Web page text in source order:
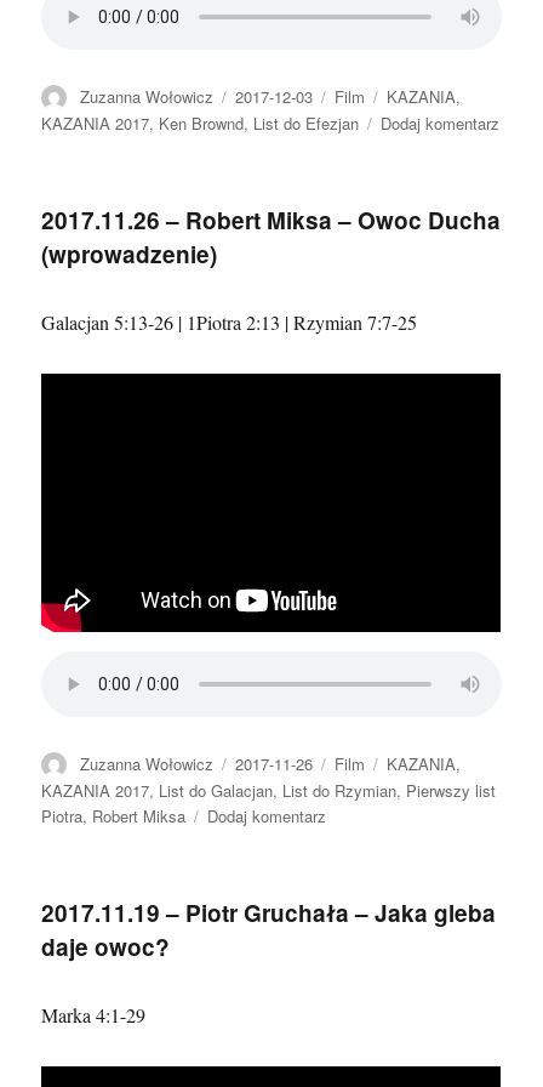
Autor
Zuzanna Wołowicz
Data
publikacji
2017-12-03 Format
Film Kategorie
KAZANIA,
KAZANIA 2017, Ken Brownd, List do Efezjan Dodaj komentarz
2017.11.26 – Robert Miksa – Owoc Ducha
(wprowadzenie)
Galacjan 5:13-26 | 1Piotra 2:13 | Rzymian 7:7-25
Autor
Zuzanna Wołowicz
Data
publikacji
2017-11-26 Format
Film Kategorie
KAZANIA,
KAZANIA 2017, List do Galacjan, List do Rzymian, Pierwszy list
Piotra, Robert Miksa Dodaj komentarz
Miksa
2017.11.19 – Piotr Gruchała – Jaka gleba
daje owoc?
Marka 4:1-29